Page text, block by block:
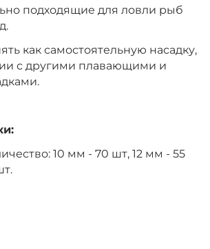
подходящие для ловли рыб
как самостоятельную насадку,
с другими плавающими и
10 мм - 70 шт, 12 мм - 55